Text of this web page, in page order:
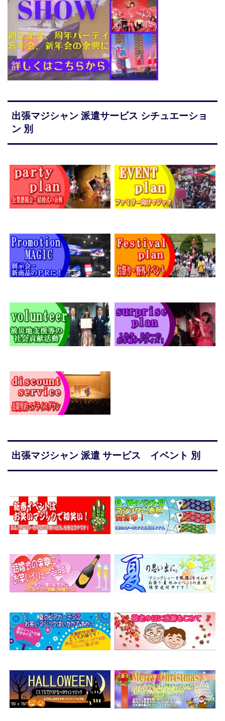
出張マジシャン 派遣サービス シチュエーショ
ン 別
出張マジシャン 派遣 サービス イベント 別